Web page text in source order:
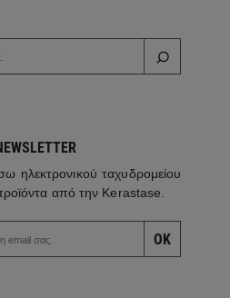
ηλεκτρονικού ταχυδρομείου
από την Kerastase.
OK